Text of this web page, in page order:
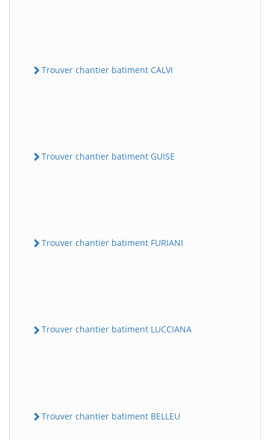
Trouver chantier batiment CALVI
Trouver chantier batiment GUISE
Trouver chantier batiment FURIANI
Trouver chantier batiment LUCCIANA
Trouver chantier batiment BELLEU